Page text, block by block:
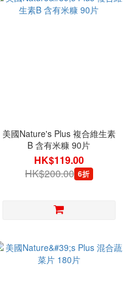
美國Nature's Plus 複合維生素
B 含有米糠 90片
HK$119.00
HK$200.00 6折